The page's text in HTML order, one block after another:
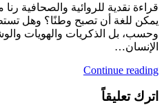
قراءة نقدية للروائية والصحافية
يمكن للغة أن تصبح وطنًا؟ وهل
وحسب، بل الذكريات والهويات
الإنسان…
Continue reading
اترك تعليقاً